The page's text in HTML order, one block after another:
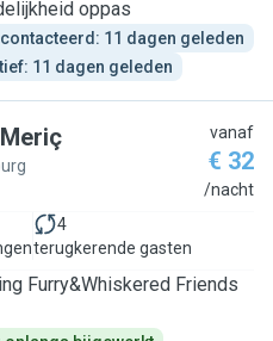
oppas
11 dagen geleden
11 dagen geleden
vanaf
€ 32
/nacht
4
terugkerende gasten
Furry&Whiskered Friends